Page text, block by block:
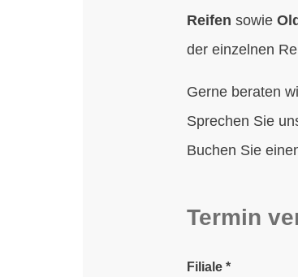
Reifen sowie
der einzelnen
Gerne beraten
Sprechen Sie
Buchen Sie
Termin
Filiale *